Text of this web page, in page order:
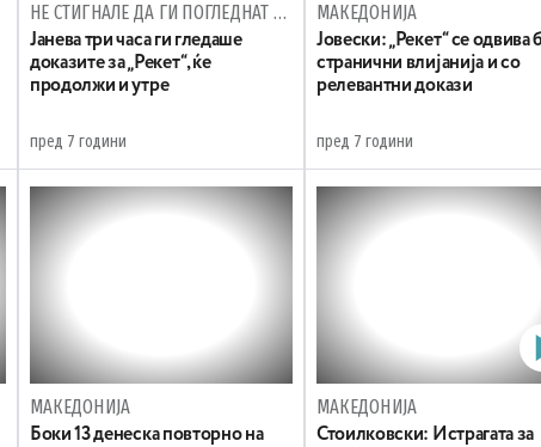
НЕ СТИГНАЛЕ ДА ГИ ПОГЛЕДНАТ ПИ-МЕРКИТЕ ЗА КАТИЦА
Јанева три часа ги гледаше
доказите за „Рекет“, ќе
продолжи и утре
пред 7 години
МАКЕДОНИЈА
Јовески: „Рекет“ се одвива
странични влијанија и со
релевантни докази
пред 7 години
МАКЕДОНИЈА
Боки 13 денеска повторно на
МАКЕДОНИЈА
Стоилковски: Истрагата за